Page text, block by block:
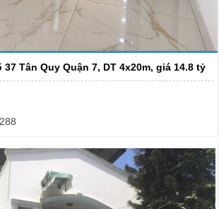
Tân Quy Quận 7, DT 4x20m, giá 14.8 tỷ